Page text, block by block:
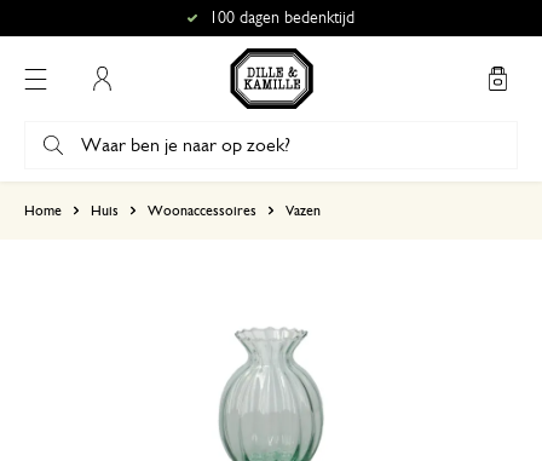
100 dagen bedenktijd
Home Huis Woonaccessoires Vazen